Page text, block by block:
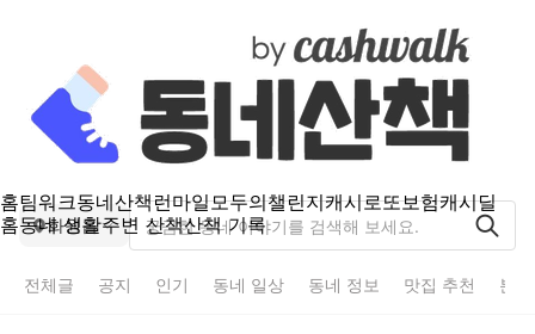
홈팀워크동네산책런마일모두의챌린지캐시로또보험캐시딜
홈동네 생활주변 산책산책 기록
화원읍
전체글 공지 인기 동네 일상 동네 정보 맛집 추천 분